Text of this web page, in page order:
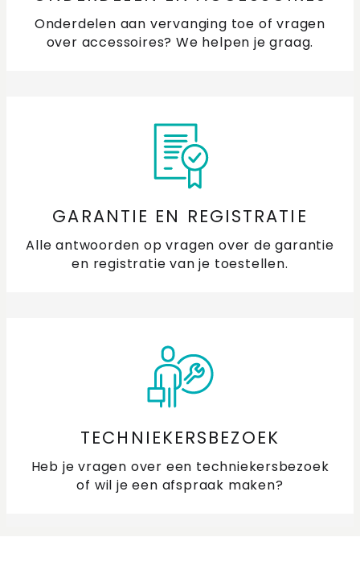
Onderdelen aan vervanging toe of vragen
over accessoires? We helpen je graag.
GARANTIE EN REGISTRATIE
Alle antwoorden op vragen over de garantie
en registratie van je toestellen.
TECHNIEKERSBEZOEK
Heb je vragen over een techniekersbezoek
of wil je een afspraak maken?